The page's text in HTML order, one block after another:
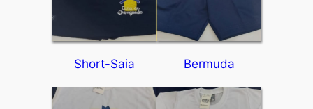
Short-Saia Bermuda